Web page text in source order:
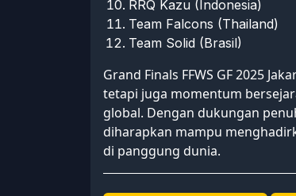
RRQ Kazu (Indonesia)
Team Falcons (Thailand)
Team Solid (Brasil)
Grand Finals FFWS GF 2025
tetapi juga momentum
global. Dengan dukungan
diharapkan mampu
di panggung dunia.